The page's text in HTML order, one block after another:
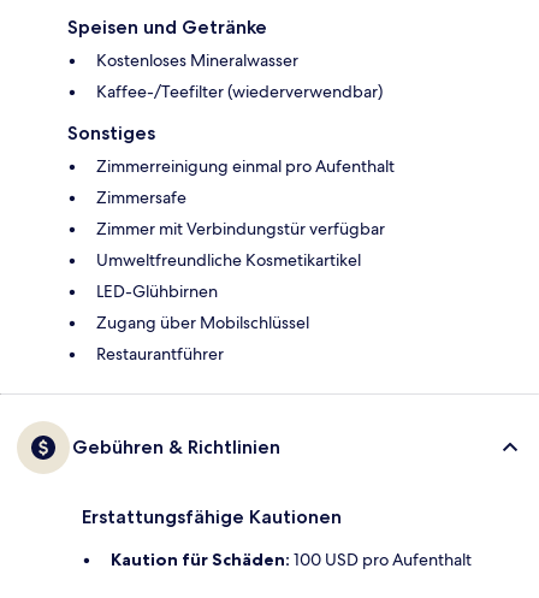
Speisen und Getränke
Kostenloses Mineralwasser
Kaffee-/Teefilter (wiederverwendbar)
Sonstiges
Zimmerreinigung einmal pro Aufenthalt
Zimmersafe
Zimmer mit Verbindungstür verfügbar
Umweltfreundliche Kosmetikartikel
LED-Glühbirnen
Zugang über Mobilschlüssel
Restaurantführer
Gebühren & Richtlinien
Erstattungsfähige Kautionen
Kaution für Schäden: 100 USD pro Aufenthalt